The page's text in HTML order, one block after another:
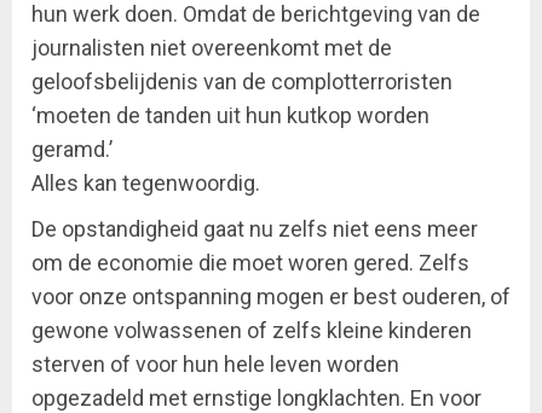
hun werk doen. Omdat de berichtgeving van de
journalisten niet overeenkomt met de
geloofsbelijdenis van de complotterroristen
‘moeten de tanden uit hun kutkop worden
geramd.’
Alles kan tegenwoordig.
De opstandigheid gaat nu zelfs niet eens meer
om de economie die moet woren gered. Zelfs
voor onze ontspanning mogen er best ouderen, of
gewone volwassenen of zelfs kleine kinderen
sterven of voor hun hele leven worden
opgezadeld met ernstige longklachten. En voor